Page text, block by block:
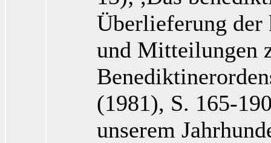
Überlieferung der
und Mitteilungen
(1981), S. 165-
unserem